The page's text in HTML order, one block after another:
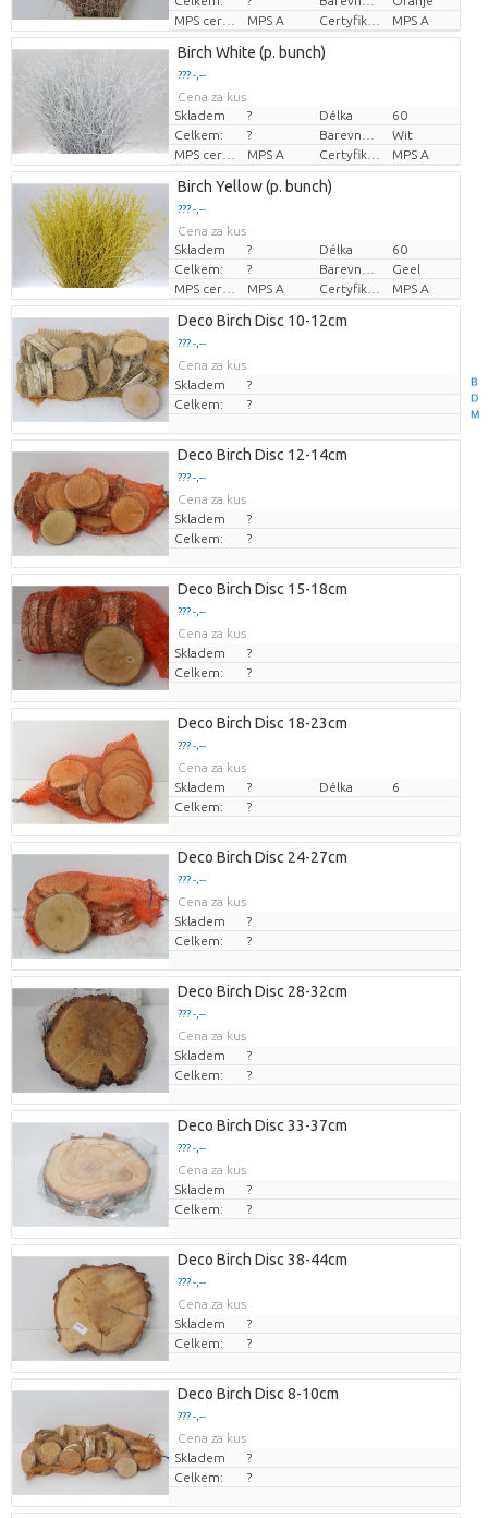
B
D
M
MPS certifikace.
MPS A MPS A
Birch White (p. bunch)
??? -,--
Cena za kus
Skladem
? Délka
60
Celkem:
?
Wit
MPS certifikace.
MPS A MPS A
Birch Yellow (p. bunch)
??? -,--
Cena za kus
Skladem
? Délka
60
Celkem:
?
Geel
MPS certifikace.
MPS A MPS A
Deco Birch Disc 10-12cm
??? -,--
Cena za kus
Skladem
?
Celkem:
?
Deco Birch Disc 12-14cm
??? -,--
Cena za kus
Skladem
?
Celkem:
?
Deco Birch Disc 15-18cm
??? -,--
Cena za kus
Skladem
?
Celkem:
?
Deco Birch Disc 18-23cm
??? -,--
Cena za kus
Skladem
? Délka
6
Celkem:
?
Deco Birch Disc 24-27cm
??? -,--
Cena za kus
Skladem
?
Celkem:
?
Deco Birch Disc 28-32cm
??? -,--
Cena za kus
Skladem
?
Celkem:
?
Deco Birch Disc 33-37cm
??? -,--
Cena za kus
Skladem
?
Celkem:
?
Deco Birch Disc 38-44cm
??? -,--
Cena za kus
Skladem
?
Celkem:
?
Deco Birch Disc 8-10cm
??? -,--
Cena za kus
Skladem
?
Celkem:
?